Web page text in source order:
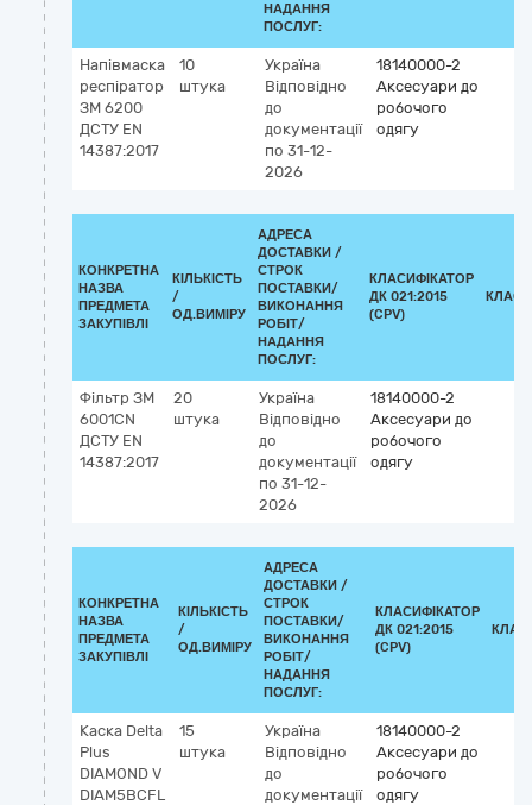
НАДАННЯ
ПОСЛУГ:
Напівмаска
респіратор
ЗМ 6200
ДСТУ EN
14387:2017
10
штука
Україна
Відповідно
до
документації
по 31-12-
2026
18140000-2
Аксесуари до
робочого
одягу
КОНКРЕТНА
НАЗВА
ПРЕДМЕТА
ЗАКУПІВЛІ
КІЛЬКІСТЬ
/
ОД.ВИМІРУ
АДРЕСА
ДОСТАВКИ /
СТРОК
ПОСТАВКИ/
ВИКОНАННЯ
РОБІТ/
НАДАННЯ
ПОСЛУГ:
КЛАСИФІКАТОР
ДК 021:2015
(CPV)
Фільтр ЗМ
6001CN
ДСТУ EN
14387:2017
20
штука
Україна
Відповідно
до
документації
по 31-12-
2026
18140000-2
Аксесуари до
робочого
одягу
КОНКРЕТНА
НАЗВА
ПРЕДМЕТА
ЗАКУПІВЛІ
КІЛЬКІСТЬ
/
ОД.ВИМІРУ
АДРЕСА
ДОСТАВКИ /
СТРОК
ПОСТАВКИ/
ВИКОНАННЯ
РОБІТ/
НАДАННЯ
ПОСЛУГ:
КЛАСИФІКАТОР
ДК 021:2015
(CPV)
Каска Delta
Plus
DIAMOND V
DIAM5BCFL
15
штука
Україна
Відповідно
до
документації
18140000-2
Аксесуари до
робочого
одягу